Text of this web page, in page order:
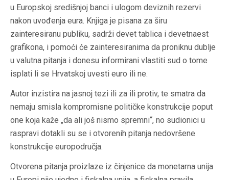
u Europskoj središnjoj banci i ulogom deviznih rezervi
nakon uvođenja eura. Knjiga je pisana za širu
zainteresiranu publiku, sadrži devet tablica i devetnaest
grafikona, i pomoći će zainteresiranima da proniknu dublje
u valutna pitanja i donesu informirani vlastiti sud o tome
isplati li se Hrvatskoj uvesti euro ili ne.
Autor inzistira na jasnoj tezi ili za ili protiv, te smatra da
nemaju smisla kompromisne političke konstrukcije poput
one koja kaže „da ali još nismo spremni“, no sudionici u
raspravi dotakli su se i otvorenih pitanja nedovršene
konstrukcije europodručja.
Otvorena pitanja proizlaze iz činjenice da monetarna unija